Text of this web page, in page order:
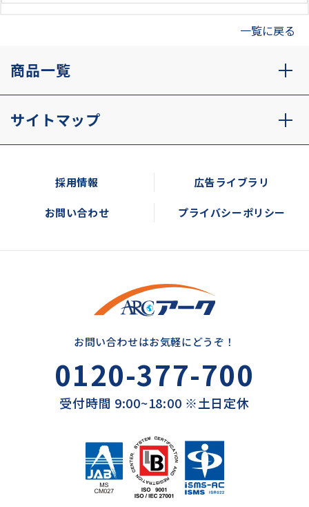
一覧に戻る
商品一覧
サイトマップ
採用情報 広告ライブラリ
お問い合わせ プライバシーポリシー
お問い合わせはお気軽にどうぞ！
0120-377-700
受付時間 9:00~18:00 ※土日定休